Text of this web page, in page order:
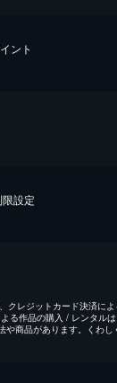
ント
設定
クレジットカード決済によ
る作品の購入 / レンタルは
や商品があります。くわし